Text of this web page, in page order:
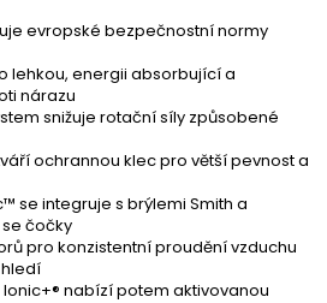
evropské bezpečnostní normy
lehkou, energii absorbující a
nárazu
snižuje rotační síly způsobené
ochrannou klec pro větší pevnost a
se integruje s brýlemi Smith a
čočky
pro konzistentní proudění vzduchu
nabízí potem aktivovanou